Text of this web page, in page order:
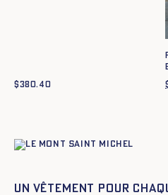
$380.40
Un vêtement pour